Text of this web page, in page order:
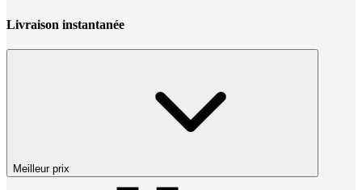
Livraison instantanée
Meilleur prix